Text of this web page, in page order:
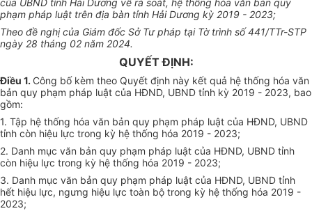
của UBND tỉnh Hải Dương về rà soát, hệ thống hóa văn bản quy
phạm pháp luật trên địa bàn tỉnh Hải Dương kỳ 2019 - 2023;
Theo đề nghị của Giám đốc Sở Tư pháp tại Tờ trình số 441/TTr-STP
ngày 28 tháng 02 năm 2024.
QUYẾT ĐỊNH:
Điều 1. Công bố kèm theo Quyết định này kết quả hệ thống hóa văn
bản quy phạm pháp luật của HĐND, UBND tỉnh kỳ 2019 - 2023, bao
gồm:
1. Tập hệ thống hóa văn bản quy phạm pháp luật của HĐND, UBND
tỉnh còn hiệu lực trong kỳ hệ thống hóa 2019 - 2023;
2. Danh mục văn bản quy phạm pháp luật của HĐND, UBND tỉnh
còn hiệu lực trong kỳ hệ thống hóa 2019 - 2023;
3. Danh mục văn bản quy phạm pháp luật của HĐND, UBND tỉnh
hết hiệu lực, ngưng hiệu lực toàn bộ trong kỳ hệ thống hóa 2019 -
2023;